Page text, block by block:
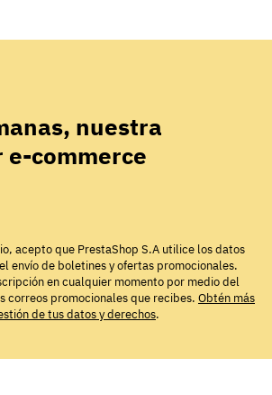
nuestra
commerce
acepto que PrestaShop S.A utilice los datos
envío de boletines y ofertas promocionales.
en cualquier momento por medio del
correos promocionales que recibes. Obtén más
de tus datos y derechos.